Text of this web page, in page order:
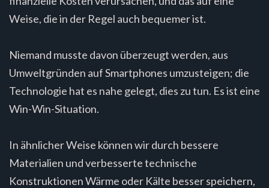
Weise, die in der Regel auch bequemer ist.
Niemand musste davon überzeugt werden, aus
Umweltgründen auf Smartphones umzusteigen; die
Technologie hat es nahe gelegt, dies zu tun. Es ist eine
Win-Win-Situation.
In ähnlicher Weise können wir durch bessere
Materialien und verbesserte technische
Konstruktionen Wärme oder Kälte besser speichern,